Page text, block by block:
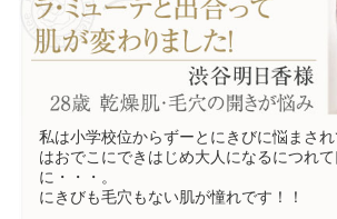
私は小学校位からずーとにきびに悩まさ
はおでこにできはじめ大人になるにつれて
に・・・。
にきびも毛穴もない肌が憧れです！！